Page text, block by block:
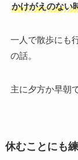
かけがえのない
一人で散歩にも
の話。
主に夕方か早朝
休むことにも